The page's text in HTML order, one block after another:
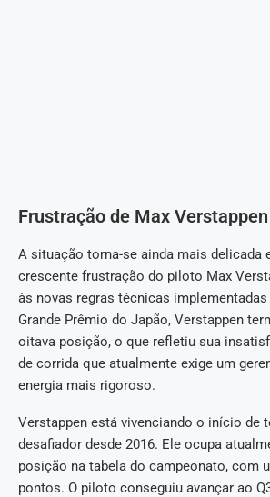
Frustração de Max Verstappen
A situação torna-se ainda mais delicada
crescente frustração do piloto Max
às novas regras técnicas
Grande Prêmio do Japão, Verstappen
oitava posição, o que refletiu sua
de corrida que atualmente exige um
energia mais rigoroso.
Verstappen está vivenciando o início de
desafiador desde 2016. Ele ocupa
posição na tabela do campeonato, com
pontos. O piloto conseguiu avançar ao